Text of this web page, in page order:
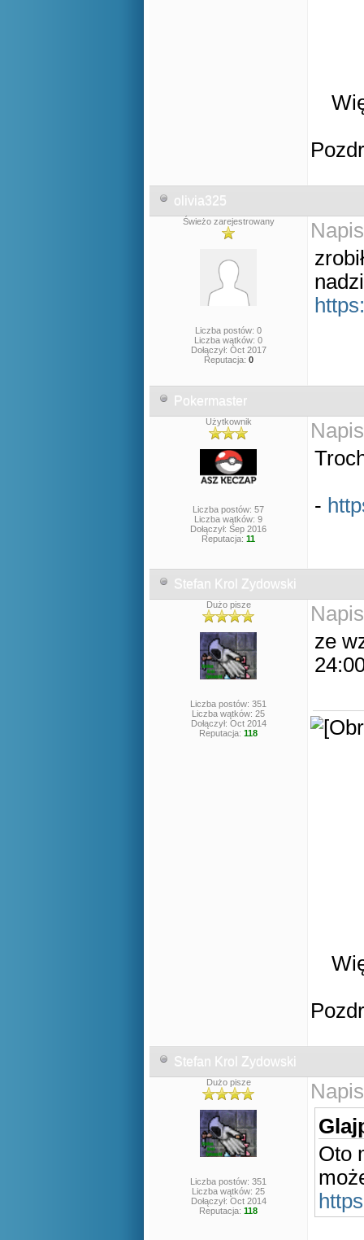
olivia325
Świeżo zarejestrowany
Liczba postów: 0
Liczba wątków: 0
Dołączył: Oct 2017
Reputacja: 0
Pokermaster
Użytkownik
Liczba postów: 57
Liczba wątków: 9
Dołączył: Sep 2016
Reputacja: 11
-
Stefan Krol Zydowski
Dużo pisze
Liczba postów: 351
Liczba wątków: 25
Dołączył: Oct 2014
Reputacja: 118
ze
Stefan Krol Zydowski
Dużo pisze
Liczba postów: 351
Liczba wątków: 25
Dołączył: Oct 2014
Reputacja: 118
Oto